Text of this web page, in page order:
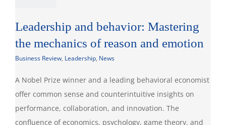
Leadership and behavior: Mastering
the mechanics of reason and emotion
Business Review, Leadership, News
A Nobel Prize winner and a leading behavioral economist
offer common sense and counterintuitive insights on
performance, collaboration, and innovation. The
confluence of economics, psychology, game theory, and